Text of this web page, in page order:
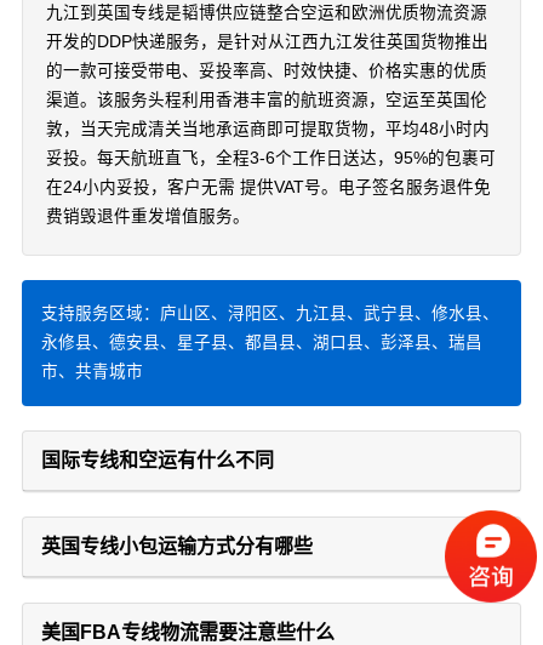
九江到英国专线是韬博供应链整合空运和欧洲优质物流资源
开发的DDP快递服务，是针对从江西九江发往英国货物推出
的一款可接受带电、妥投率高、时效快捷、价格实惠的优质
渠道。该服务头程利用香港丰富的航班资源，空运至英国伦
敦，当天完成清关当地承运商即可提取货物，平均48小时内
妥投。每天航班直飞，全程3-6个工作日送达，95%的包裹可
在24小内妥投，客户无需 提供VAT号。电子签名服务退件免
费销毁退件重发增值服务。
支持服务区域：庐山区、浔阳区、九江县、武宁县、修水县、
永修县、德安县、星子县、都昌县、湖口县、彭泽县、瑞昌
市、共青城市
国际专线和空运有什么不同
英国专线小包运输方式分有哪些
美国FBA专线物流需要注意些什么